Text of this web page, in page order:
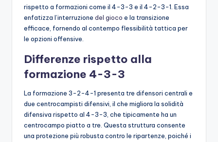
rispetto a formazioni come il 4-3-3 e il 4-2-3-1. Essa
enfatizza l’interruzione del gioco e la transizione
efficace, fornendo al contempo flessibilità tattica per
le opzioni offensive.
Differenze rispetto alla
formazione 4-3-3
La formazione 3-2-4-1 presenta tre difensori centrali e
due centrocampisti difensivi, il che migliora la solidità
difensiva rispetto al 4-3-3, che tipicamente ha un
centrocampo piatto a tre. Questa struttura consente
una protezione più robusta contro le ripartenze, poiché i